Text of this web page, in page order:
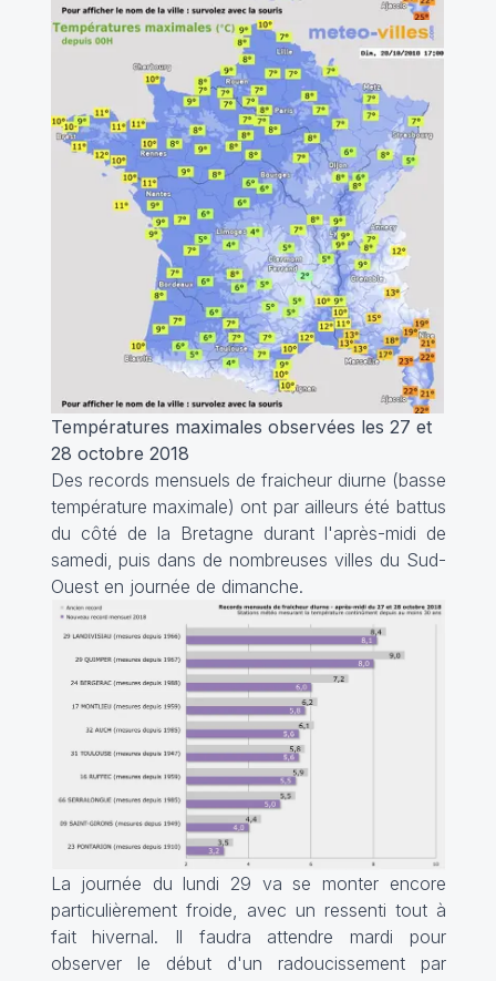
Températures maximales observées les 27 et
28 octobre 2018
Des records mensuels de fraicheur diurne (basse
température maximale) ont par ailleurs été battus
du côté de la Bretagne durant l'après-midi de
samedi, puis dans de nombreuses villes du Sud-
Ouest en journée de dimanche.
La journée du lundi 29 va se monter encore
particulièrement froide, avec un ressenti tout à
fait hivernal. Il faudra attendre mardi pour
observer le début d'un radoucissement par